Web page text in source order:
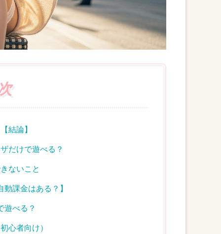
結論】
だけで遊べる？
ないこと
課金はある？】
遊べる？
心者向け）